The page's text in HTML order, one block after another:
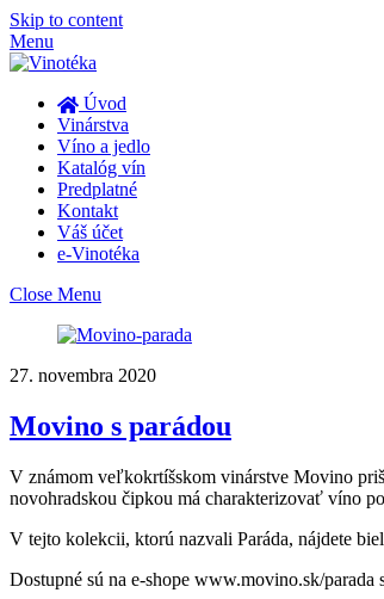
Skip to content
Menu
Úvod
Vinárstva
Víno a jedlo
Katalóg vín
Predplatné
Kontakt
Váš účet
e-Vinotéka
Close Menu
27. novembra 2020
Movino s parádou
V známom veľkokrtíšskom vinárstve Movino
novohradskou čipkou má charakterizovať víno
V tejto kolekcii, ktorú nazvali Paráda, nájdete
Dostupné sú na e-shope www.movino.sk/parada